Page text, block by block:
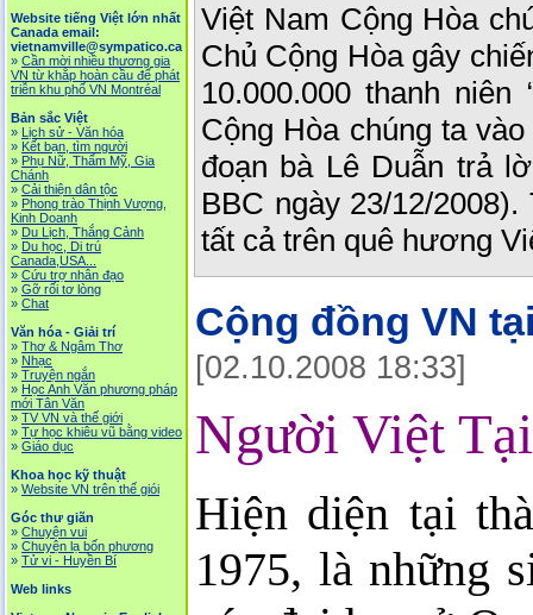
Website tiếng Việt lớn nhất
Canada email:
vietnamville@sympatico.ca
» Cần mời nhiều thương gia
VN từ khắp hoàn cầu để phát
triễn khu phố VN Montréal
Bản sắc Việt
» Lịch sử - Văn hóa
» Kết bạn, tìm người
» Phụ Nữ, Thẩm Mỹ, Gia
Chánh
» Cải thiện dân tộc
» Phong trào Thịnh Vượng,
Kinh Doanh
» Du Lịch, Thắng Cảnh
» Du học, Di trú
Canada,USA...
» Cứu trợ nhân đạo
» Gỡ rối tơ lòng
» Chat
Văn hóa - Giải trí
» Thơ & Ngâm Thơ
» Nhạc
» Truyện ngắn
» Học Anh Văn phương pháp
mới Tân Văn
» TV VN và thế giới
» Tự học khiêu vũ bằng video
» Giáo dục
Khoa học kỹ thuật
» Website VN trên thế giói
Góc thư giãn
» Chuyện vui
» Chuyện lạ bốn phương
» Tử vi - Huyền Bí
Web links
Việt Nam Cộng Hòa
Chủ Cộng Hòa gây
10.000.000 thanh
Cộng Hòa chúng ta
đoạn bà Lê Duẫn trả
BBC ngày 23/12/
tất cả trên quê hương
Cộng đồng VN
[02.10.2008 18:33]
Người Việt
Hiện diện tại
1975, là những